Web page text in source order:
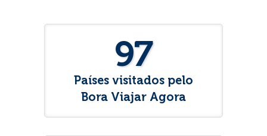
97
Países visitados pelo
Bora Viajar Agora